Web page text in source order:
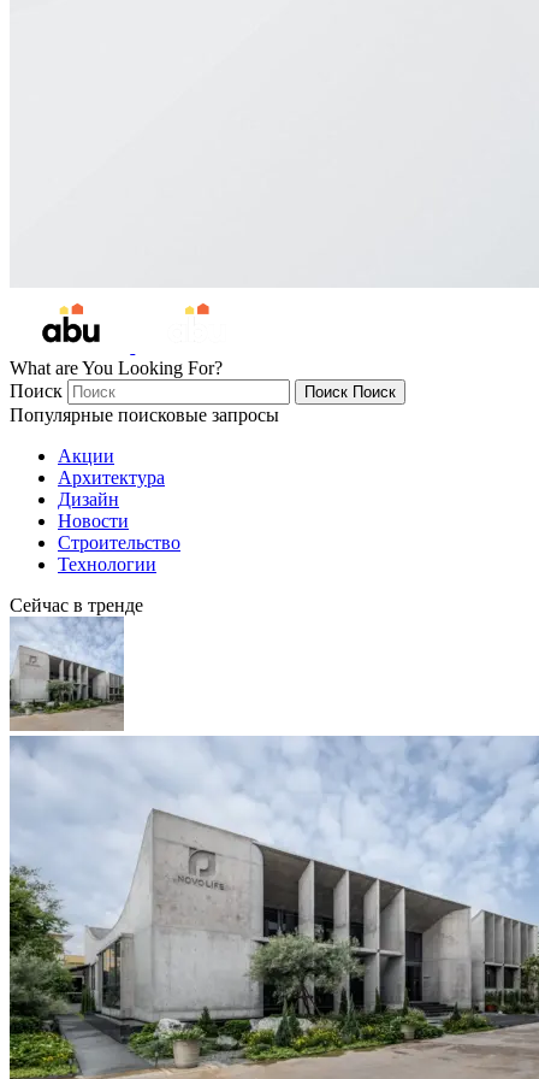
What are You Looking For?
Поиск
Поиск Поиск
Популярные поисковые запросы
Акции
Архитектура
Дизайн
Новости
Строительство
Технологии
Сейчас в тренде